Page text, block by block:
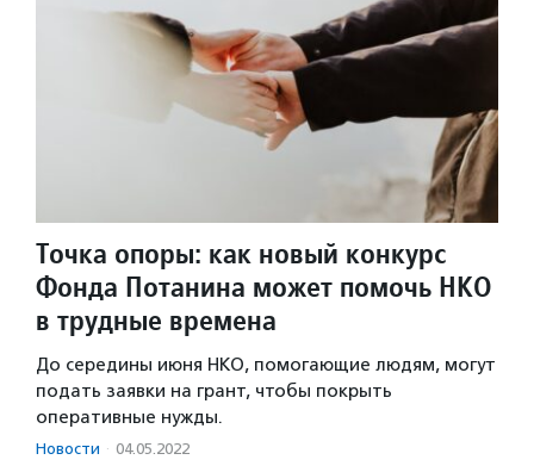
Точка опоры: как новый конкурс
Фонда Потанина может помочь НКО
в трудные времена
До середины июня НКО, помогающие людям, могут
подать заявки на грант, чтобы покрыть
оперативные нужды.
Новости · 04.05.2022